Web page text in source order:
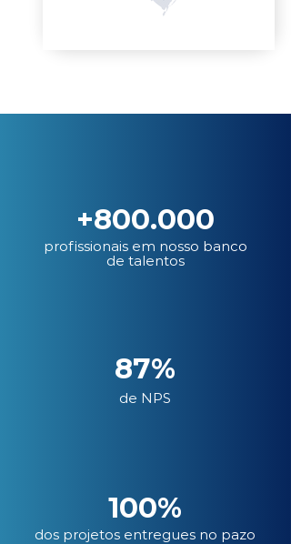
+800.000
profissionais em nosso banco
de talentos
87%
de NPS
100%
dos projetos entregues no pazo